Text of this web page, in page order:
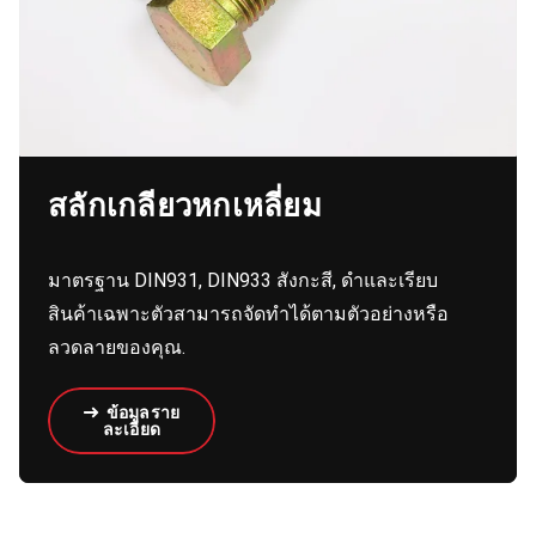
สลักเกลียวหกเหลี่ยม
มาตรฐาน DIN931, DIN933 สังกะสี, ดำและเรียบ
สินค้าเฉพาะตัวสามารถจัดทำได้ตามตัวอย่างหรือ
ลวดลายของคุณ.
ข้อมูลราย
ละเอียด